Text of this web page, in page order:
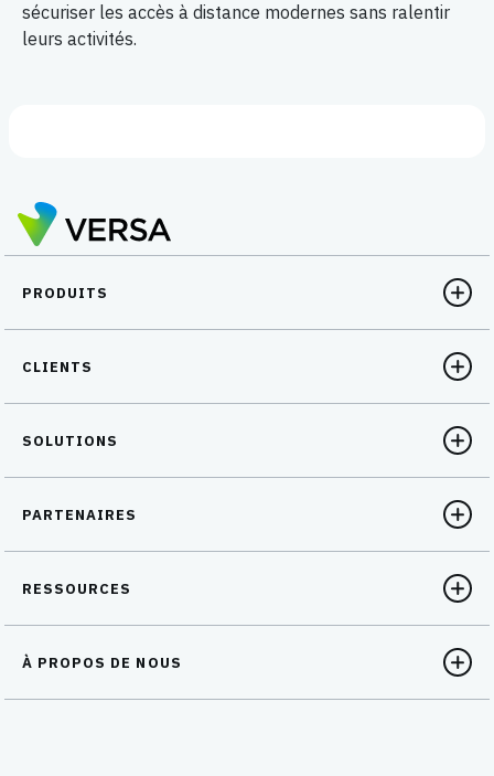
sécuriser les accès à distance modernes sans ralentir
leurs activités.
PRODUITS
CLIENTS
SOLUTIONS
PARTENAIRES
RESSOURCES
À PROPOS DE NOUS